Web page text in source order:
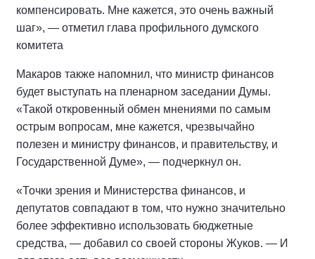
компенсировать. Мне кажется, это очень важный
шаг», — отметил глава профильного думского
комитета
Макаров также напомнил, что министр финансов
будет выступать на пленарном заседании Думы.
«Такой откровенный обмен мнениями по самым
острым вопросам, мне кажется, чрезвычайно
полезен и министру финансов, и правительству, и
Государственной Думе», — подчеркнул он.
«Точки зрения и Министерства финансов, и
депутатов совпадают в том, что нужно значительно
более эффективно использовать бюджетные
средства, — добавил со своей стороны Жуков. — И